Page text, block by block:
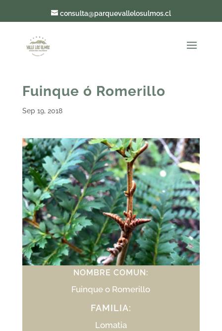
consulta@parquevallelosulmos.cl
Fuinque ó Romerillo
Sep 19, 2018
NOMBRE COMÚN:
Fuinque o Romerillo
FAMILIA:
Lomatia